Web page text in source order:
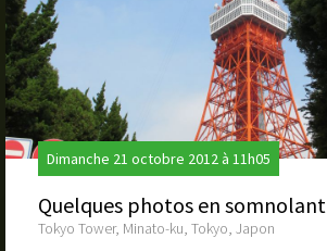
Dimanche 21 octobre 2012 à 11h05
Quelques photos en somnolant
Tokyo Tower, Minato-ku, Tokyo, Japon